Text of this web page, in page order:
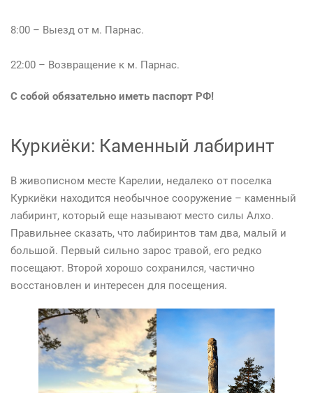
8:00 – Выезд от м. Парнас.
22:00 – Возвращение к м. Парнас.
С собой обязательно иметь паспорт РФ!
Куркиёки: Каменный лабиринт
В живописном месте Карелии, недалеко от поселка
Куркиёки находится необычное сооружение – каменный
лабиринт, который еще называют место силы Алхо.
Правильнее сказать, что лабиринтов там два, малый и
большой. Первый сильно зарос травой, его редко
посещают. Второй хорошо сохранился, частично
восстановлен и интересен для посещения.